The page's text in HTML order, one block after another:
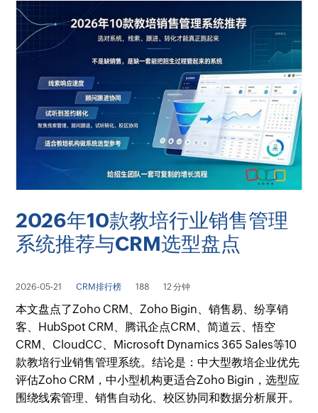
2026年10款教培行业销售管理
系统推荐与CRM选型盘点
2026-05-21 CRM排行榜 188 12 分钟
本文盘点了Zoho CRM、Zoho Bigin、销售易、纷享销
客、HubSpot CRM、腾讯企点CRM、简道云、悟空
CRM、CloudCC、Microsoft Dynamics 365 Sales等10
款教培行业销售管理系统。结论是：中大型教培企业优先
评估Zoho CRM，中小型机构更适合Zoho Bigin，选型应
围绕线索管理、销售自动化、校区协同和数据分析展开。